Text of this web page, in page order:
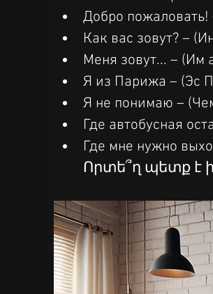
Добро
Как вас зовут? –
Меня зовут... –
Я из Парижа – (Эс
Я не понимаю –
Где автобусная
Где мне нужно
Որտե՞ղ պետք է